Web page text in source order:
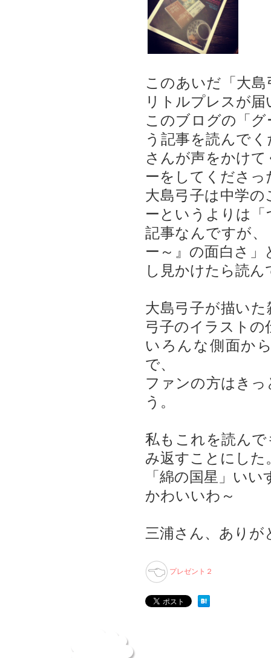
このあいだ「大
リトルプレスが届
このブログの「
う記事を読んで
さんが声をかけ
ーをしてくださっ
大島弓子は中学
ーというよりは
記事なんですが
ー～』の面白さ
し見かけたら読
大島弓子が描い
弓子のイラストの
いろんな側面か
で、
ファンの方はき
う。
私もこれを読ん
み返すことにした
「綿の国星」いい
かわいいわ～
三浦さん、あり
プレゼント２